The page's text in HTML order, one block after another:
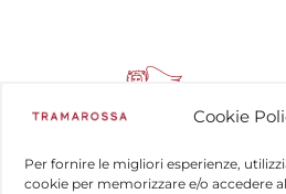
Cookie
Per fornire le migliori esperienze,
cookie per memorizzare e/o accedere